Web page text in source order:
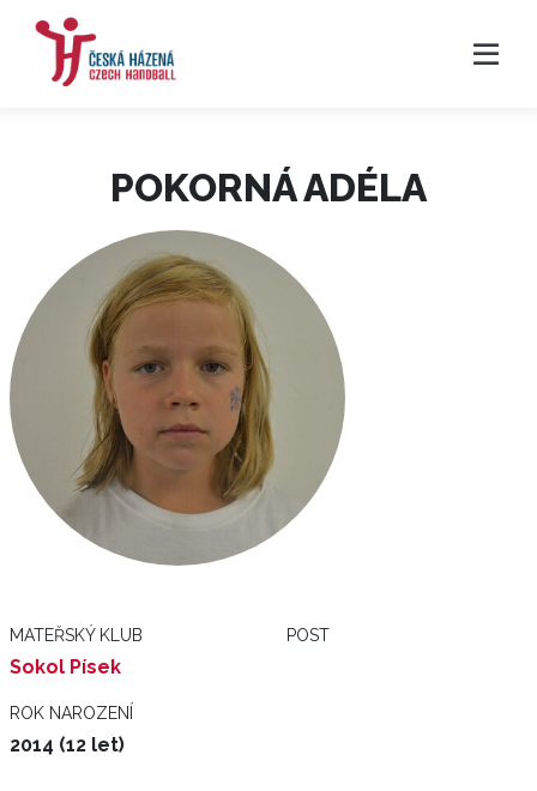
POKORNÁ ADÉLA
MATEŘSKÝ KLUB
Sokol Písek
POST
ROK NAROZENÍ
2014 (12 let)